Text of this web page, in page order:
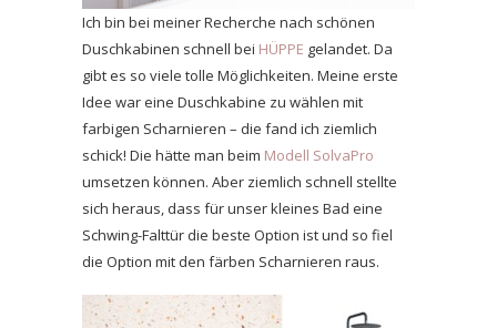
Ich bin bei meiner Recherche nach schönen
Duschkabinen schnell bei HÜPPE gelandet. Da
gibt es so viele tolle Möglichkeiten. Meine erste
Idee war eine Duschkabine zu wählen mit
farbigen Scharnieren – die fand ich ziemlich
schick! Die hätte man beim Modell SolvaPro
umsetzen können. Aber ziemlich schnell stellte
sich heraus, dass für unser kleines Bad eine
Schwing-Falttür die beste Option ist und so fiel
die Option mit den färben Scharnieren raus.